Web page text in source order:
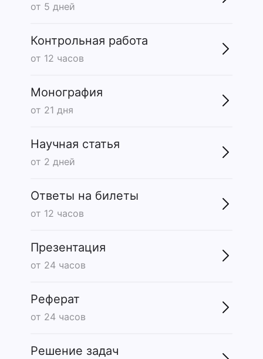
от 5 дней
Контрольная работа
от 12 часов
Монография
от 21 дня
Научная статья
от 2 дней
Ответы на билеты
от 12 часов
Презентация
от 24 часов
Реферат
от 24 часов
Решение задач